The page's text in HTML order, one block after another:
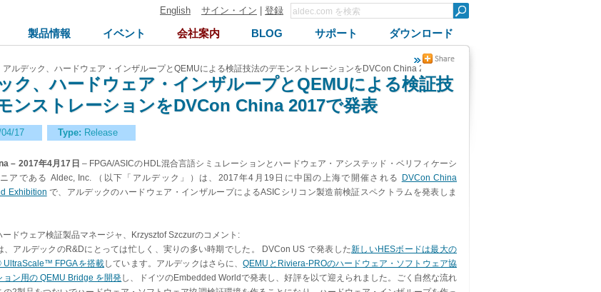
English サイン・イン 登録
製品情報 イベント 会社案内 BLOG サポート ダウンロード
アルデック、ハードウェア・インザループとQEMUによる検証技法のデモンストレーションをDVCon China 2017で発表
ク、ハードウェア・インザループとQEMUによる検証技
ンストレーションをDVCon China 2017で発表
17 Type: Release
– 2017年4月17日 – FPGA/ASICのHDL混合言語シミュレーションとハードウェア・アシステッド・ベリフィケーシ
アである Aldec, Inc. （以下「アルデック」）は、2017年4月19日に中国の上海で開催される
DVCon China
Exhibition で、アルデックのハードウェア・インザループによるASICシリコン製造前検証スペクトラムを発表しま
ードウェア検証製品マネージャ、Krzysztof Szczurのコメント:
、アルデックのR&Dにとっては忙しく、実りの多い時期でした。 DVCon US で発表した新しいHESボードは最大の
UltraScale™ FPGAを搭載しています。アルデックはさらに、QEMUとRiviera-PROのハードウェア・ソフトウェア協
ョン用の QEMU Bridge を開発し、ドイツのEmbedded Worldで発表し、好評を以て迎えられました。ごく自然な流れ